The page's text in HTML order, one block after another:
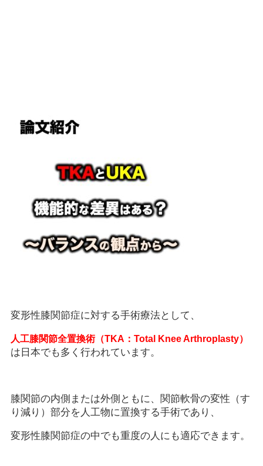
変形性膝関節症に対する手術療法として、
人工膝関節全置換術（TKA：Total Knee Arthroplasty）
は日本でも多く行われています。
膝関節の内側または外側ともに、関節軟骨の変性（す
り減り）部分を人工物に置換する手術であり、
変形性膝関節症の中でも重度の人にも適応できます。